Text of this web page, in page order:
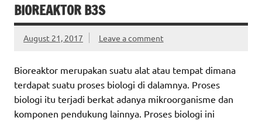
BIOREAKTOR B3S
August 21, 2017 Leave a comment
Bioreaktor merupakan suatu alat atau tempat dimana
terdapat suatu proses biologi di dalamnya. Proses
biologi itu terjadi berkat adanya mikroorganisme dan
komponen pendukung lainnya. Proses biologi ini